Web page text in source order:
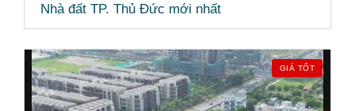
Nhà đất TP. Thủ Đức mới nhất
GIÁ TỐT